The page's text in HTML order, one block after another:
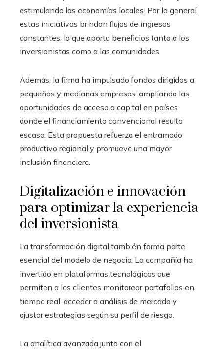
estimulando las economías locales. Por lo general,
estas iniciativas brindan flujos de ingresos
constantes, lo que aporta beneficios tanto a los
inversionistas como a las comunidades.
Además, la firma ha impulsado fondos dirigidos a
pequeñas y medianas empresas, ampliando las
oportunidades de acceso a capital en países
donde el financiamiento convencional resulta
escaso. Esta propuesta refuerza el entramado
productivo regional y promueve una mayor
inclusión financiera.
Digitalización e innovación
para optimizar la experiencia
del inversionista
La transformación digital también forma parte
esencial del modelo de negocio. La compañía ha
invertido en plataformas tecnológicas que
permiten a los clientes monitorear portafolios en
tiempo real, acceder a análisis de mercado y
ajustar estrategias según su perfil de riesgo.
La analítica avanzada junto con el